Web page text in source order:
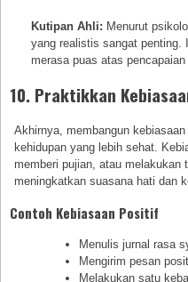
Kutipan Ahli: Menurut
yang realistis sangat
merasa puas atas pencapaian
10. Praktikkan
Akhirnya, membangun
kehidupan yang lebih sehat.
memberi pujian, atau melakukan
meningkatkan suasana hati dan
Contoh Kebiasaan Positif
Menulis jurnal rasa
Mengirim pesan
Melakukan satu